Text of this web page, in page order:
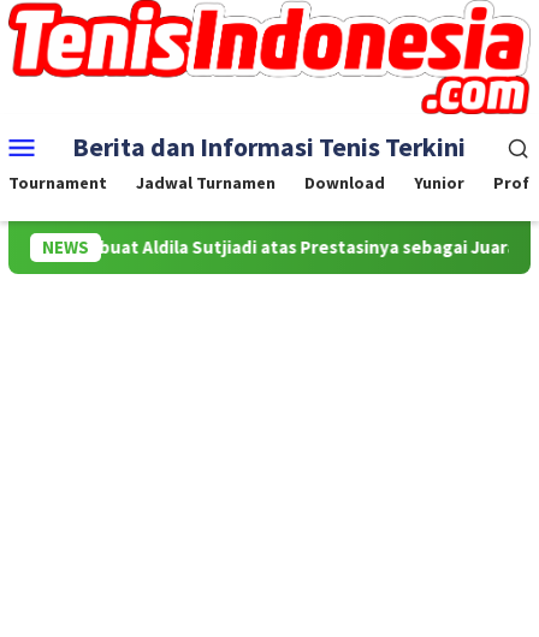
Skip
to
content
Mobile
Menu
Berita dan Informasi Tenis Terkini
Tournament Jadwal Turnamen Download Yunior
NEWS
buat Aldila Sutjiadi atas Prestasinya sebagai Juara WTA 500